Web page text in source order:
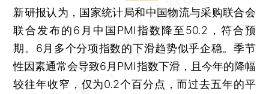
新研报认为，国家统计局和中国物流与采购联合会
联合发布的6月中国PMI指数降至50.2，符合预
期。6月多个分项指数的下滑趋势似乎企稳。季节
性因素通常会导致6月PMI指数下滑，且今年的降幅
较往年收窄，仅为0.2个百分点，而过去五年的平